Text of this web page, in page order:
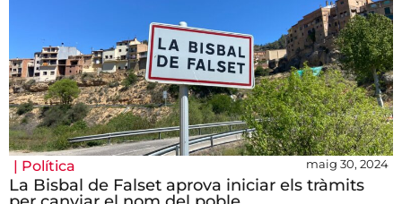
| Política maig 30, 2024
La Bisbal de Falset aprova iniciar els tràmits